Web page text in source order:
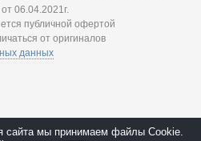
06.04.2021г.
публичной офертой
от оригиналов
данных
сайта мы принимаем файлы Cookie.